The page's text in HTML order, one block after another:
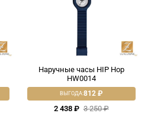
Наручные часы HIP Hop
HW0014
2 438 ₽ 3 250 ₽
ВЫГОДА:812 ₽